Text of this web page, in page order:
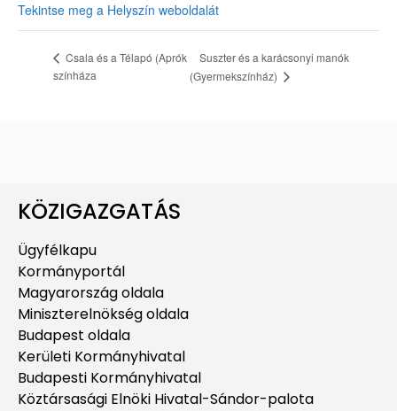
Tekintse meg a Helyszín weboldalát
Csala és a Télapó (Aprók
színháza
Suszter és a karácsonyi manók
(Gyermekszínház)
KÖZIGAZGATÁS
Ügyfélkapu
Kormányportál
Magyarország oldala
Miniszterelnökség oldala
Budapest oldala
Kerületi Kormányhivatal
Budapesti Kormányhivatal
Köztársasági Elnöki Hivatal-Sándor-palota